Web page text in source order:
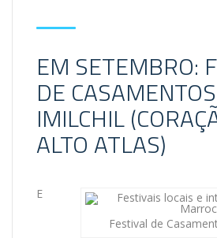
EM SETEMBRO:
DE
IMILCHIL
ALTO ATLAS)
Festival de
E